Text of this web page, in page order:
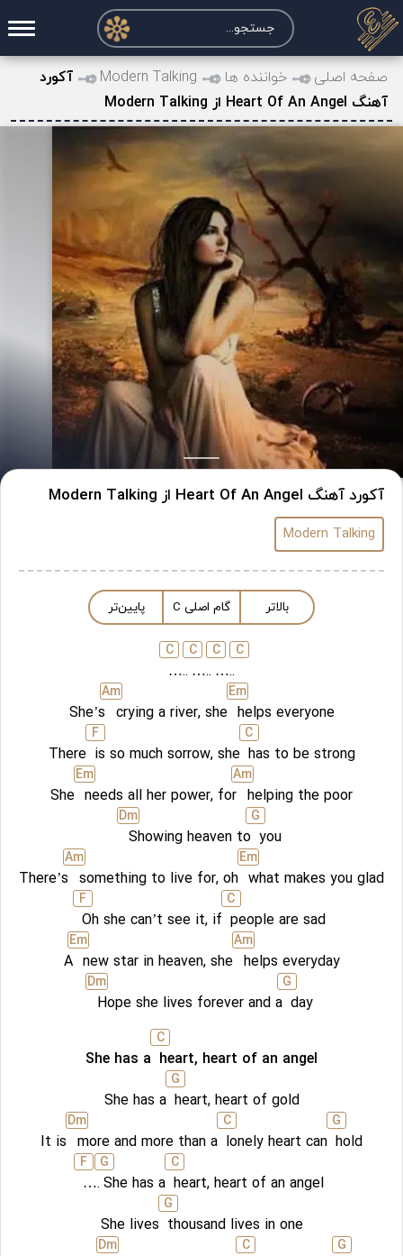
صفحه اصلی
درخواست آکورد
نت و تبلچر
تماس با ما
حساب کاربری
صفحه اصلی خواننده ها Modern Talking
آکورد
آهنگ Heart Of An Angel از Modern Talking
آکورد آهنگ Heart Of An Angel از Modern Talking
Modern Talking
بالاتر گام اصلی C پایین‌تر
C
…..
C
…..
C
…..
C
She’s
Am
crying a river, she
Em
helps everyone
There
F
is so much sorrow, she
C
has to be strong
She
Em
needs all her power, for
Am
helping the poor
Dm
Showing heaven to
G
you
There’s
Am
something to live for, oh
Em
what makes you glad
F
Oh she can’t see it, if
C
people are sad
A
Em
new star in heaven, she
Am
helps everyday
Dm
Hope she lives forever and a
G
day
She has a
C
heart, heart of an angel
She has a
G
heart, heart of gold
It is
Dm
more and more than a
C
lonely heart can
G
hold
F
….
G
She has a
C
heart, heart of an angel
She lives
G
thousand lives in one
Dm C G